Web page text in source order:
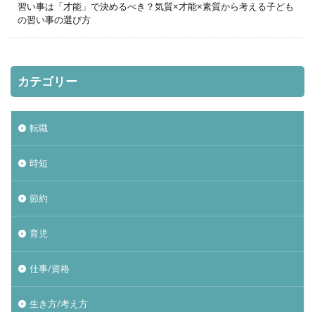
習い事は「才能」で決めるべき？気質×才能×素質から考える子ども
の習い事の選び方
カテゴリー
転職
時短
節約
育児
仕事/資格
生き方/考え方